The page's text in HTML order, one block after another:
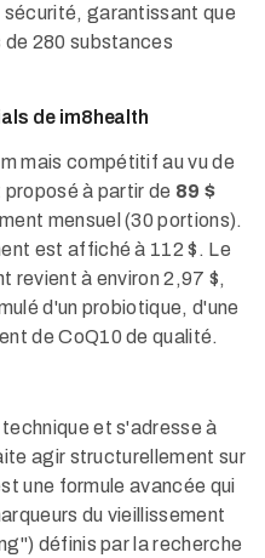
garantissant que
280 substances
de im8health
mais compétitif au vu de
à partir de 89 $
mensuel (30 portions).
est affiché à 112 $. Le
revient à environ 2,97 $,
d'un probiotique, d'une
de CoQ10 de qualité.
et s'adresse à
agir structurellement sur
une formule avancée qui
du vieillissement
définis par la recherche